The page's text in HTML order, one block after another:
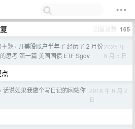
回复总数 165
题 › 开美股账户半年了 经历了 2 月份
思考 第一篇 美国国债 ETF Sgov
2025 年
6 月 5 日
› 话说如果我做个写日记的网站你 2018 年 6 月 2
日